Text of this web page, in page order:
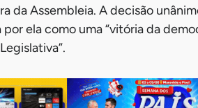
da Assembleia. A decisão
ela como uma “vitória da